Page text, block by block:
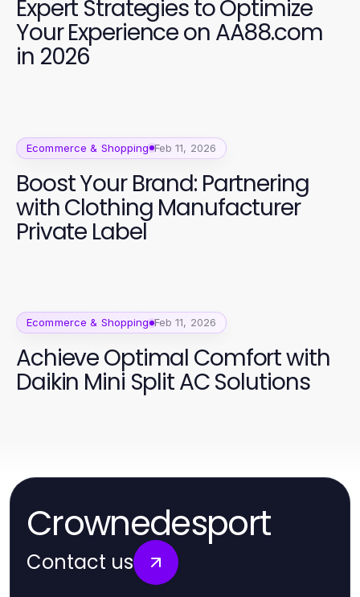
Expert Strategies to Optimize
Your Experience on AA88.com
in 2026
Ecommerce & Shopping Feb 11, 2026
Boost Your Brand: Partnering
with Clothing Manufacturer
Private Label
Ecommerce & Shopping Feb 11, 2026
Achieve Optimal Comfort with
Daikin Mini Split AC Solutions
Crownedesport
Contact us